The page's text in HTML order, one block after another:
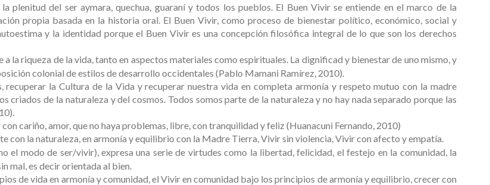
del ser aymara, quechua, guaraní y todos los pueblos. El Buen Vivir se entiende en el marco de la
propia basada en la historia oral. El Buen Vivir, como proceso de bienestar político, económico, social y
y la identidad porque el Buen Vivir es una concepción filosófica integral de lo que son los derechos
la riqueza de la vida, tanto en aspectos materiales como espirituales. La dignificad y bienestar de uno mismo, y
colonial de estilos de desarrollo occidentales (Pablo Mamani Ramírez, 2010).
la Cultura de la Vida y recuperar nuestra vida en completa armonía y respeto mutuo con la madre
criados de la naturaleza y del cosmos. Todos somos parte de la naturaleza y no hay nada separado porque las
cariño, amor, que no haya problemas, libre, con tranquilidad y feliz (Huanacuni Fernando, 2010)
con la naturaleza, en armonía y equilibrio con la Madre Tierra, Vivir sin violencia, Vivir con afecto y empatía.
el modo de ser/vivir), expresa una serie de virtudes como la libertad, felicidad, el festejo en la comunidad, la
mal, es decir orientada al bien.
de vida en armonía y comunidad, el Vivir en comunidad bajo los principios de armonía y equilibrio, crecer con